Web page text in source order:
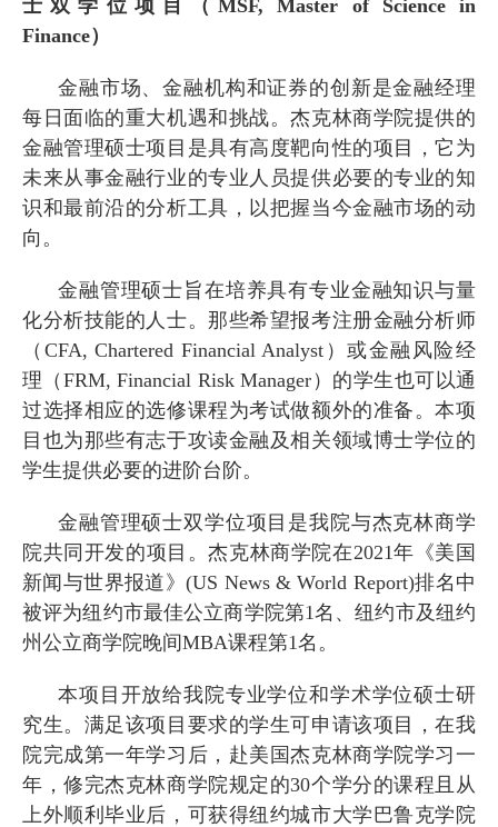
士双学位项目
（MSF, Master of Science in
Finance）
金融市场、金融机构和证券的创新是金融经理
每日面临的重大机遇和挑战。杰克林商学院提供的
金融管理硕士项目是具有高度靶向性的项目，它为
未来从事金融行业的专业人员提供必要的专业的知
识和最前沿的分析工具，以把握当今金融市场的动
向。
金融管理硕士旨在培养具有专业金融知识与量
化分析技能的人士。那些希望报考注册金融分析师
（ CFA, Chartered Financial Analyst ）或金融风险经
理（ FRM, Financial Risk Manager ）的学生也可以通
过选择相应的选修课程为考试做额外的准备。本项
目也为那些有志于攻读金融及相关领域博士学位的
学生提供必要的进阶台阶。
金融管理硕士双学位项目是我院与杰克林商学
院共同开发的项目。杰克林商学院在2021年《美国
新闻与世界报道》(US News & World Report)排名中
被评为纽约市最佳公立商学院第1名、纽约市及纽约
州公立商学院晚间MBA课程第1名。
本项目开放给我院专业学位和学术学位硕士研
究生。满足该项目要求的学生可申请该项目，在我
院完成第一年学习后，赴美国杰克林商学院学习一
年，修完杰克林商学院规定的30个学分的课程且从
上外顺利毕业后，可获得纽约城市大学巴鲁克学院